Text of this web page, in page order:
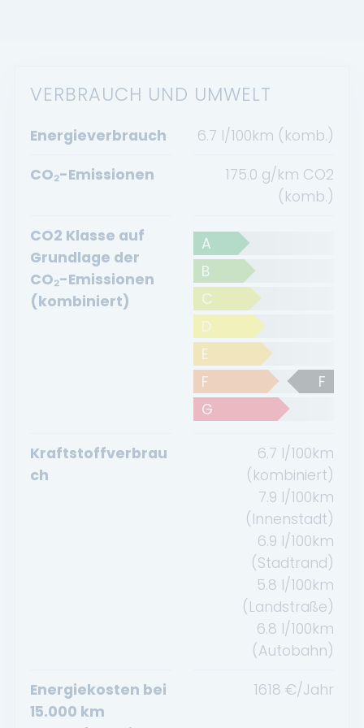
VERBRAUCH UND UMWELT
Energieverbrauch
6.7 l/100km (komb.)
CO₂-Emissionen
175.0 g/km CO2
(komb.)
CO2 Klasse auf
Grundlage der
CO₂-Emissionen
(kombiniert)
A
B
C
D
E
F
F
G
Kraftstoffverbrau
ch
6.7 l/100km
(kombiniert)
7.9 l/100km
(Innenstadt)
6.9 l/100km
(Stadtrand)
5.8 l/100km
(Landstraße)
6.8 l/100km
(Autobahn)
Energiekosten bei
15.000 km
1618 €/Jahr